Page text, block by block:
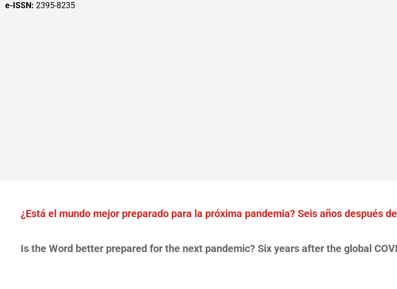
e-ISSN: 2395-8235
¿Está el mundo mejor preparado para la próxima pandemia? Seis años después
Is the Word better prepared for the next pandemic? Six years after the global